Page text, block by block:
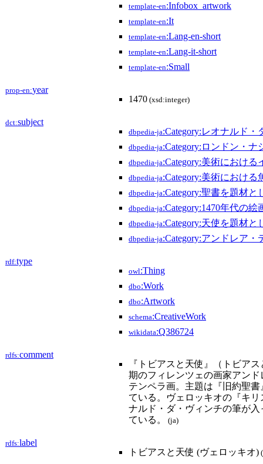
template-en:Infobox_artwork
template-en:It
template-en:Lang-en-short
template-en:Lang-it-short
template-en:Small
prop-en:year
1470 (xsd:integer)
dct:subject
dbpedia-ja:Category:レオナルド・
dbpedia-ja:Category:ロンドン・
dbpedia-ja:Category:美術における
dbpedia-ja:Category:美術における
dbpedia-ja:Category:聖書を題材と
dbpedia-ja:Category:1470年代の絵
dbpedia-ja:Category:天使を題材と
dbpedia-ja:Category:アンドレア
rdf:type
owl:Thing
dbo:Work
dbo:Artwork
schema:CreativeWork
wikidata:Q386724
rdfs:comment
『トビアスと天使』（トビア
期のフィレンツェの画家アン
テンペラ画。主題は『旧約聖
ている。ヴェロッキオの『キリ
ナルド・ダ・ヴィンチの筆が
ている。
(ja)
rdfs:label
トビアスと天使 (ヴェロッキオ)